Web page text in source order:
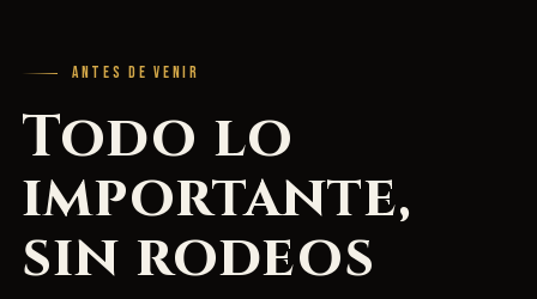
ANTES DE VENIR
Todo lo
importante,
sin rodeos